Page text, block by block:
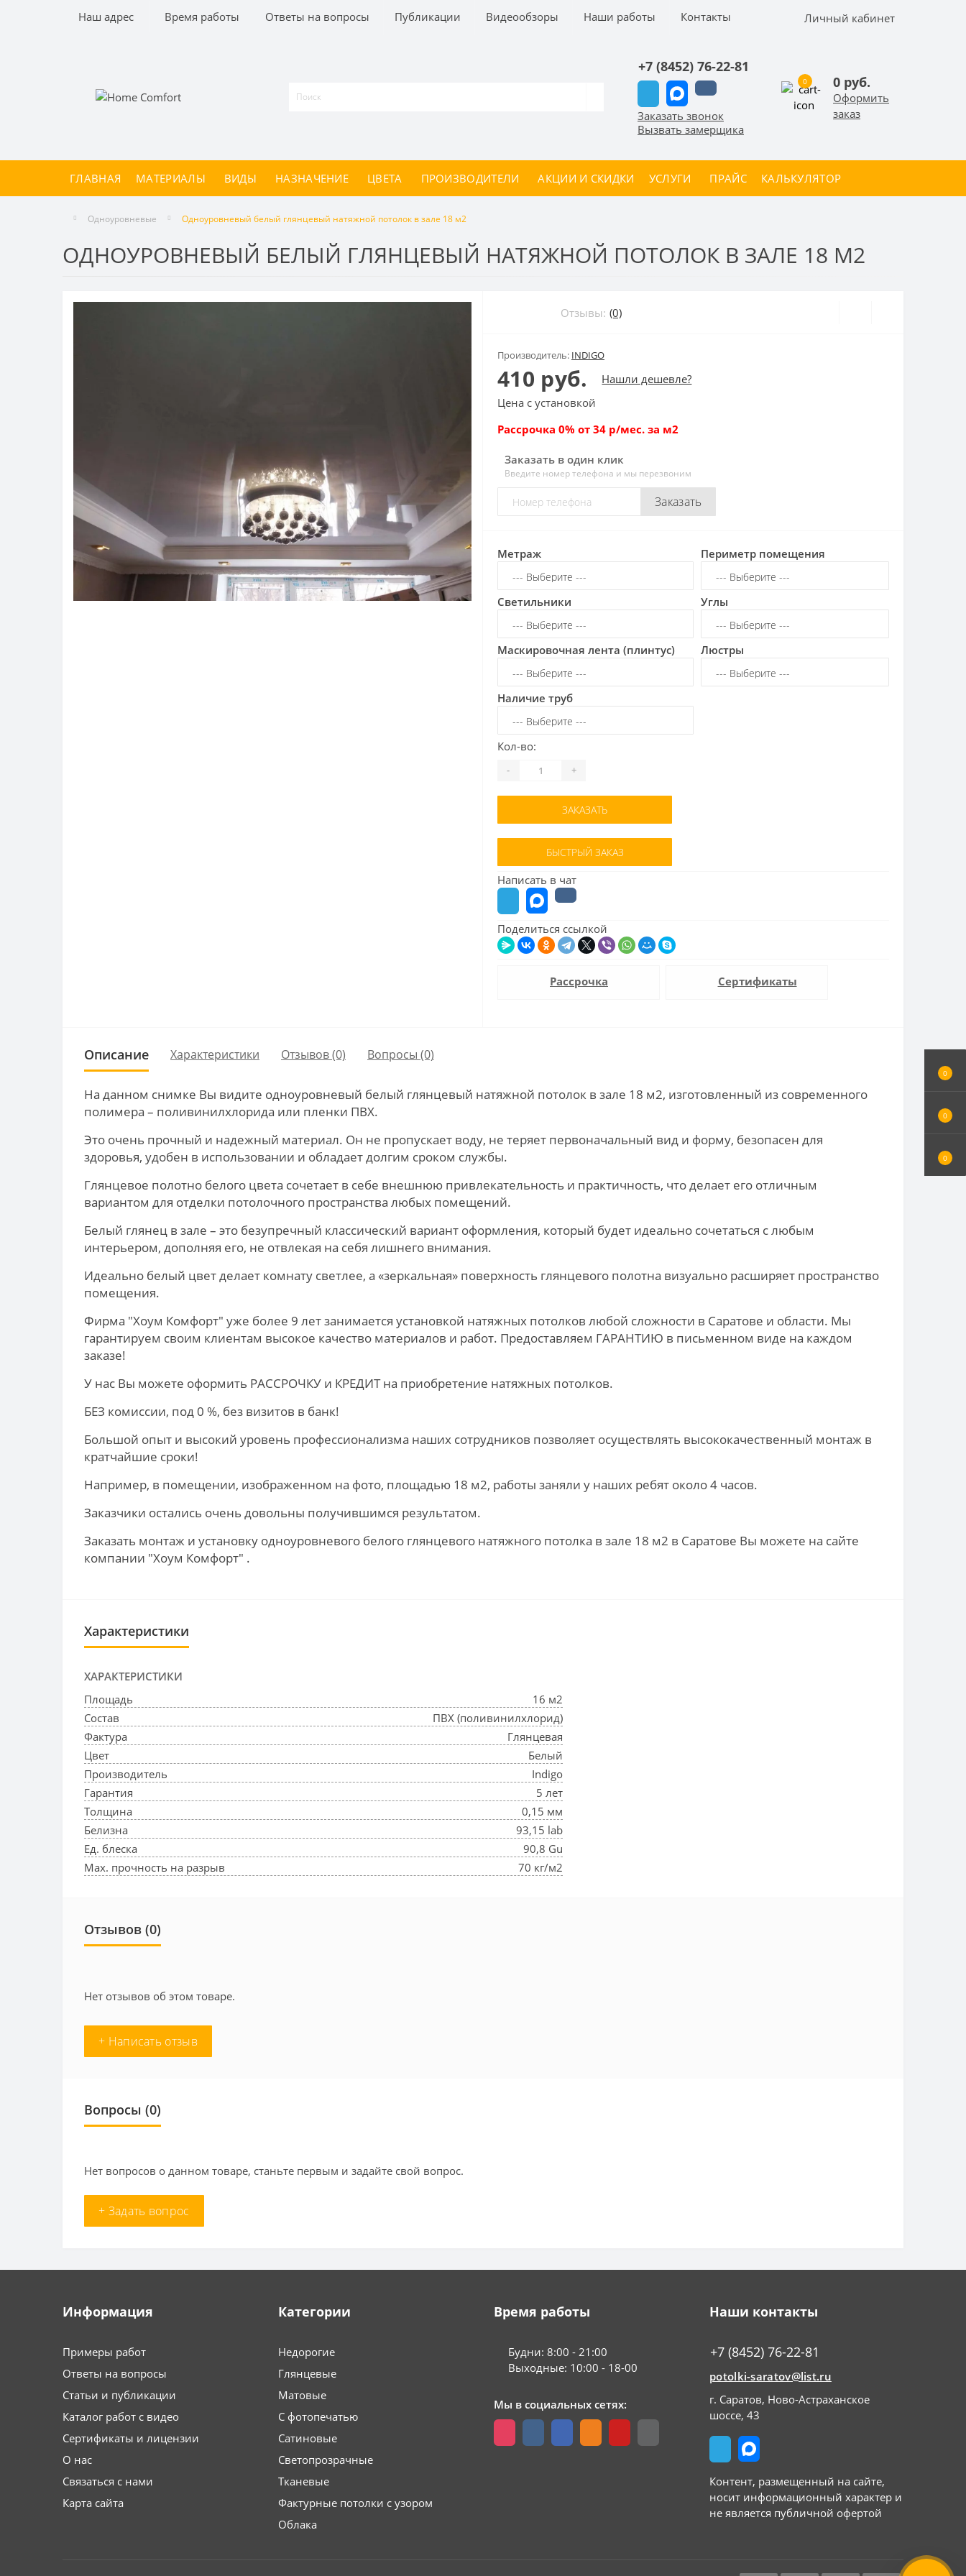
0
0
0
Наш адрес Время работы Ответы на вопросы Публикации Видеообзоры Наши работы Контакты Личный кабинет
+7 (8452) 76-22-81
Заказать звонок
Вызвать замерщика
0 0 руб.
Оформить
заказ
ГЛАВНАЯ МАТЕРИАЛЫ ВИДЫ НАЗНАЧЕНИЕ ЦВЕТА ПРОИЗВОДИТЕЛИ АКЦИИ И СКИДКИ УСЛУГИ ПРАЙС КАЛЬКУЛЯТОР
Одноуровневые Одноуровневый белый глянцевый натяжной потолок в зале 18 м2
ОДНОУРОВНЕВЫЙ БЕЛЫЙ ГЛЯНЦЕВЫЙ НАТЯЖНОЙ ПОТОЛОК В ЗАЛЕ 18 М2
Отзывы: (0)
Производитель: INDIGO
410 руб.
Нашли дешевле?
Цена с установкой
Рассрочка 0% от 34 р/мес. за м2
Заказать в один клик
Введите номер телефона и мы перезвоним
Заказать
Метраж Периметр помещения
Светильники Углы
Маскировочная лента (плинтус) Люстры
Наличие труб
Кол-во:
- +
ЗАКАЗАТЬ
БЫСТРЫЙ ЗАКАЗ
Написать в чат
Поделиться ссылкой
Рассрочка Сертификаты
Описание Характеристики Отзывов (0) Вопросы (0)
На данном снимке Вы видите одноуровневый белый глянцевый натяжной потолок в зале 18 м2, изготовленный из современного
полимера – поливинилхлорида или пленки ПВХ.
Это очень прочный и надежный материал. Он не пропускает воду, не теряет первоначальный вид и форму, безопасен для
здоровья, удобен в использовании и обладает долгим сроком службы.
Глянцевое полотно белого цвета сочетает в себе внешнюю привлекательность и практичность, что делает его отличным
вариантом для отделки потолочного пространства любых помещений.
Белый глянец в зале – это безупречный классический вариант оформления, который будет идеально сочетаться с любым
интерьером, дополняя его, не отвлекая на себя лишнего внимания.
Идеально белый цвет делает комнату светлее, а «зеркальная» поверхность глянцевого полотна визуально расширяет пространство
помещения.
Фирма "Хоум Комфорт" уже более 9 лет занимается установкой натяжных потолков любой сложности в Саратове и области. Мы
гарантируем своим клиентам высокое качество материалов и работ. Предоставляем ГАРАНТИЮ в письменном виде на каждом
заказе!
У нас Вы можете оформить РАССРОЧКУ и КРЕДИТ на приобретение натяжных потолков.
БЕЗ комиссии, под 0 %, без визитов в банк!
Большой опыт и высокий уровень профессионализма наших сотрудников позволяет осуществлять высококачественный монтаж в
кратчайшие сроки!
Например, в помещении, изображенном на фото, площадью 18 м2, работы заняли у наших ребят около 4 часов.
Заказчики остались очень довольны получившимся результатом.
Заказать монтаж и установку одноуровневого белого глянцевого натяжного потолка в зале 18 м2 в Саратове Вы можете на сайте
компании "Хоум Комфорт" .
Характеристики
ХАРАКТЕРИСТИКИ
Площадь
16 м2
Состав
ПВХ (поливинилхлорид)
Фактура
Глянцевая
Цвет
Белый
Производитель
Indigo
Гарантия
5 лет
Толщина
0,15 мм
Белизна
93,15 lab
Ед. блеска
90,8 Gu
Max. прочность на разрыв
70 кг/м2
Отзывов (0)
Нет отзывов об этом товаре.
+ Написать отзыв
Вопросы (0)
Нет вопросов о данном товаре, станьте первым и задайте свой вопрос.
+ Задать вопрос
Информация
Примеры работ
Ответы на вопросы
Статьи и публикации
Каталог работ с видео
Сертификаты и лицензии
О нас
Связаться с нами
Карта сайта
Категории
Недорогие
Глянцевые
Матовые
С фотопечатью
Сатиновые
Светопрозрачные
Тканевые
Фактурные потолки с узором
Облака
Время работы
Будни: 8:00 - 21:00
Выходные: 10:00 - 18-00
Мы в социальных сетях:
Наши контакты
+7 (8452) 76-22-81
potolki-saratov@list.ru
г. Саратов, Ново-Астраханское
шоссе, 43
Контент, размещенный на сайте,
носит информационный характер и
не является публичной офертой